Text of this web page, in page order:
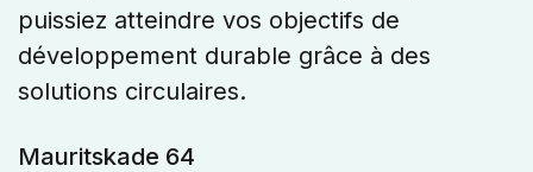
puissiez atteindre vos objectifs de
développement durable grâce à des
solutions circulaires.
Mauritskade 64